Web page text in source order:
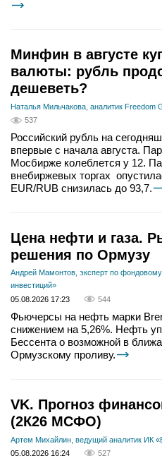
Минфин в августе
валюты: рубль
дешеветь?
Наталья Мильчакова, аналитик Freedom
537
Российский рубль на
впервые с начала августа.
Мосбирже колеблется у 12.
внебиржевых торгах
EUR/RUB снизилась до 93,7.
Цена нефти и газа.
решения по Ормузу
Андрей Мамонтов, эксперт по
инвестиций»
05.08.2026 17:23
544
Фьючерсы на нефть марки
снижением на 5,26%. Нефть
Бессента о возможной в
Ормузскому проливу.
VK. Прогноз
(2К26 МСФО)
Артем Михайлин, ведущий аналитик ИК
05.08.2026 16:24
527